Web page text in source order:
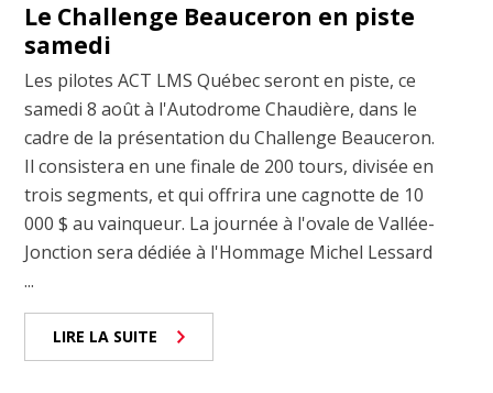
Le Challenge Beauceron en piste
samedi
Les pilotes ACT LMS Québec seront en piste, ce
samedi 8 août à l'Autodrome Chaudière, dans le
cadre de la présentation du Challenge Beauceron.
Il consistera en une finale de 200 tours, divisée en
trois segments, et qui offrira une cagnotte de 10
000 $ au vainqueur. La journée à l'ovale de Vallée-
Jonction sera dédiée à l'Hommage Michel Lessard
...
LIRE LA SUITE